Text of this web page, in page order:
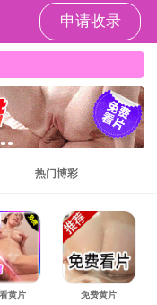
减漫画
> 科学研究
28 / 2017-04
羞羞漫画 张汉壮、纪文宇教授课题组与电子学院谢文法教授课题组合作在全无机量子点电致发光器件（QLEDs）...